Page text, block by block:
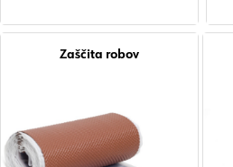
Zaščita robov